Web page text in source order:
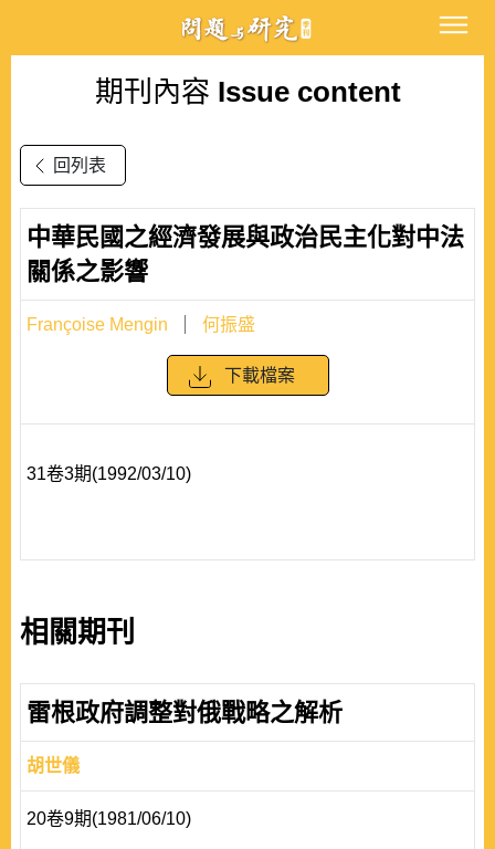
期刊內容 Issue content
回列表
中華民國之經濟發展與政治民主化對中法
關係之影響
Françoise Mengin 何振盛
下載檔案
31卷3期(1992/03/10)
相關期刊
雷根政府調整對俄戰略之解析
胡世儀
20卷9期(1981/06/10)